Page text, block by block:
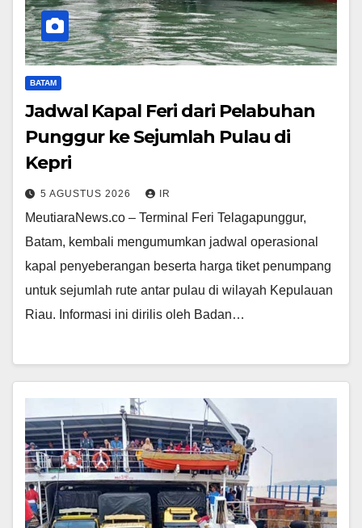
BATAM
Jadwal Kapal Feri dari Pelabuhan
Punggur ke Sejumlah Pulau di
Kepri
5 AGUSTUS 2026 IR
MeutiaraNews.co – Terminal Feri Telagapunggur,
Batam, kembali mengumumkan jadwal operasional
kapal penyeberangan beserta harga tiket penumpang
untuk sejumlah rute antar pulau di wilayah Kepulauan
Riau. Informasi ini dirilis oleh Badan…